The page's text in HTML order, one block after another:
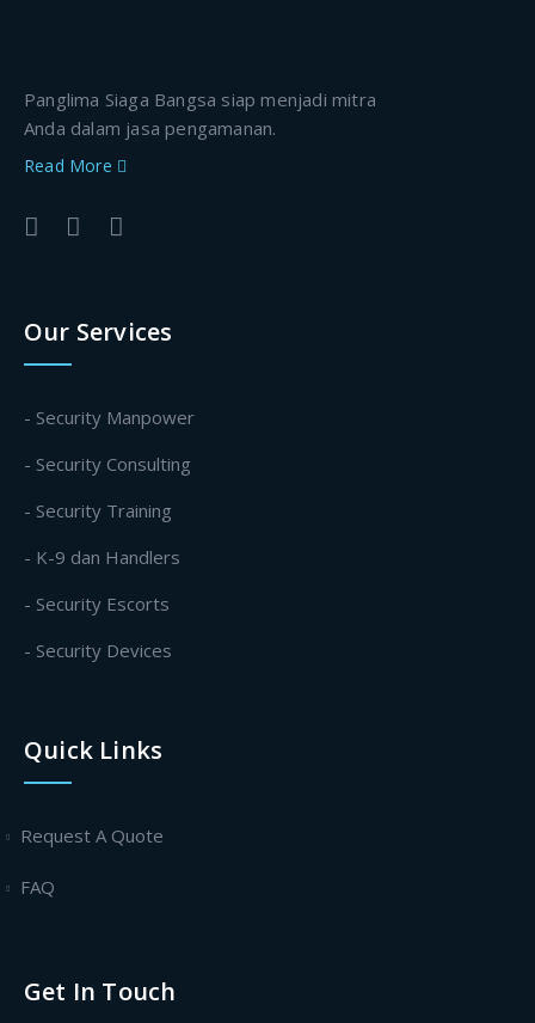
Panglima Siaga Bangsa siap menjadi mitra
Anda dalam jasa pengamanan.
Read More
Our Services
- Security Manpower
- Security Consulting
- Security Training
- K-9 dan Handlers
- Security Escorts
- Security Devices
Quick Links
Request A Quote
FAQ
Get In Touch